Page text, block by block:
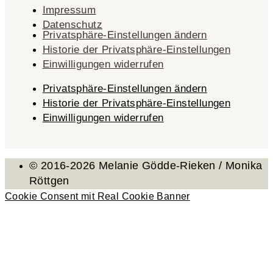
Impressum
Datenschutz
Privatsphäre-Einstellungen ändern
Historie der Privatsphäre-Einstellungen
Einwilligungen widerrufen
Privatsphäre-Einstellungen ändern
Historie der Privatsphäre-Einstellungen
Einwilligungen widerrufen
© 2016-2026 Melanie Gödde-Rieken / Monika
Röttgen
Cookie Consent mit Real Cookie Banner